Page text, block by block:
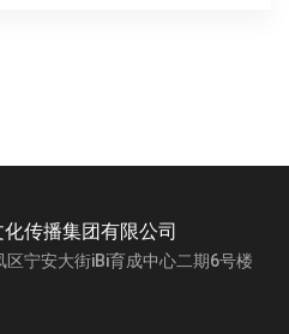
传播集团有限公司
区宁安大街iBi育成中心二期6号楼